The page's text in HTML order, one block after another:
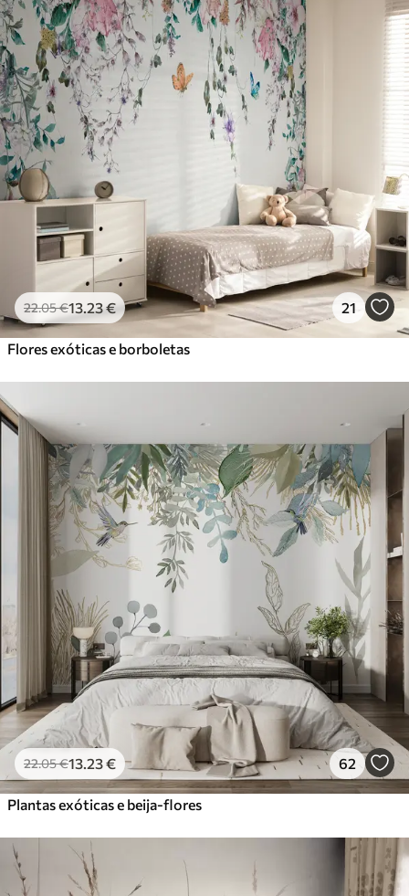
22.05€13 .23€ 21
Flores exóticas e borboletas
22.05€13 .23€ 62
Plantas exóticas e beija-flores